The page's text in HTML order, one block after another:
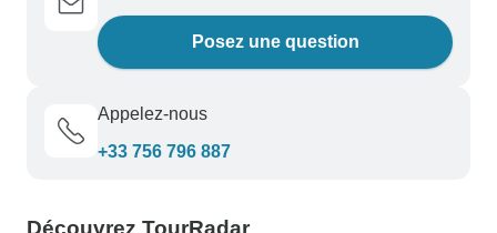
Posez une question
Appelez-nous
+33 756 796 887
Découvrez TourRadar